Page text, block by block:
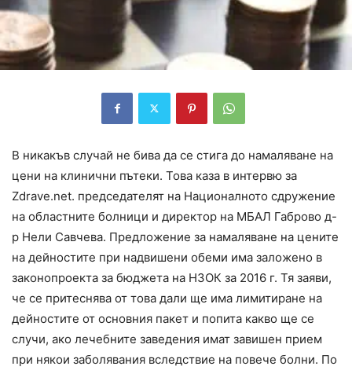
В никакъв случай не бива да се стига до намаляване на
цени на клинични пътеки. Това каза в интервю за
Zdrave.net. председателят на Националното сдружение
на областните болници и директор на МБАЛ Габрово д-
р Нели Савчева. Предложение за намаляване на цените
на дейностите при надвишени обеми има заложено в
законопроекта за бюджета на НЗОК за 2016 г. Тя заяви,
че се притеснява от това дали ще има лимитиране на
дейностите от основния пакет и попита какво ще се
случи, ако лечебните заведения имат завишен прием
при някои заболявания вследствие на повече болни. По